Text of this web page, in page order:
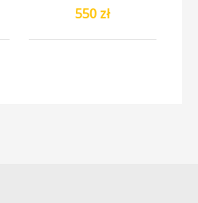
550 zł